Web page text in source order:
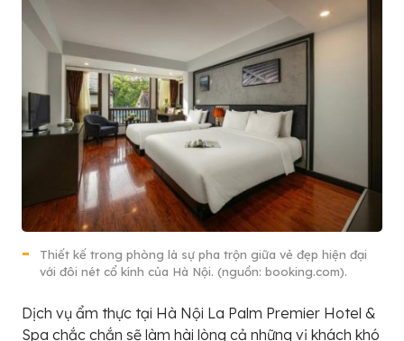
Thiết kế trong phòng là sự pha trộn giữa vẻ đẹp hiện đại
với đôi nét cổ kính của Hà Nội. (nguồn: booking.com).
Dịch vụ ẩm thực tại Hà Nội La Palm Premier Hotel &
Spa chắc chắn sẽ làm hài lòng cả những vị khách khó